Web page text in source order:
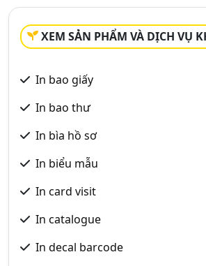
XEM SẢN PHẨM VÀ DỊCH VỤ
In bao giấy
In bao thư
In bìa hồ sơ
In biểu mẫu
In card visit
In catalogue
In decal barcode